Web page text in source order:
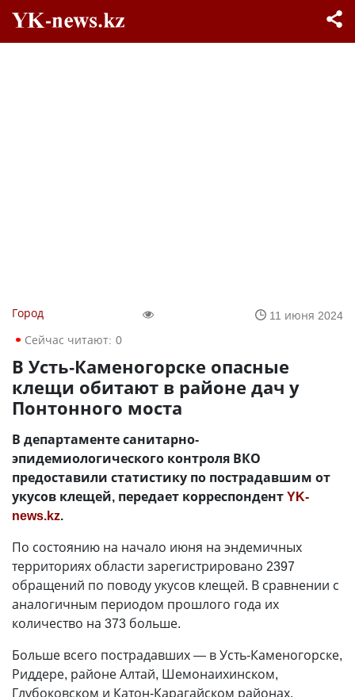
Город
11 июня 2024
Сейчас читают: 0
В Усть-Каменогорске опасные
клещи обитают в районе дач у
Понтонного моста
В департаменте санитарно-
эпидемиологического контроля ВКО
предоставили статистику по пострадавшим от
укусов клещей, передает корреспондентYK-
news.kz.
По состоянию на начало июня на эндемичных
территориях области зарегистрировано 2397
обращений по поводу укусов клещей. В сравнении с
аналогичным периодом прошлого года их
количество на 373 больше.
Больше всего пострадавших — в Усть-Каменогорске,
Риддере, районе Алтай, Шемонаихинском,
Глубоковском и Катон-Карагайском районах.